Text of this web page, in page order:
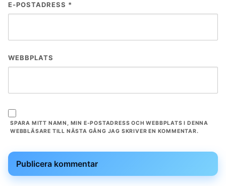
E-POSTADRESS *
WEBBPLATS
SPARA MITT NAMN, MIN E-POSTADRESS OCH WEBBPLATS I DENNA
WEBBLÄSARE TILL NÄSTA GÅNG JAG SKRIVER EN KOMMENTAR.